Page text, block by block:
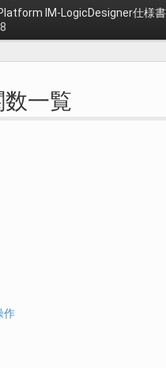
IM-LogicDesigner仕様書
一覧
作